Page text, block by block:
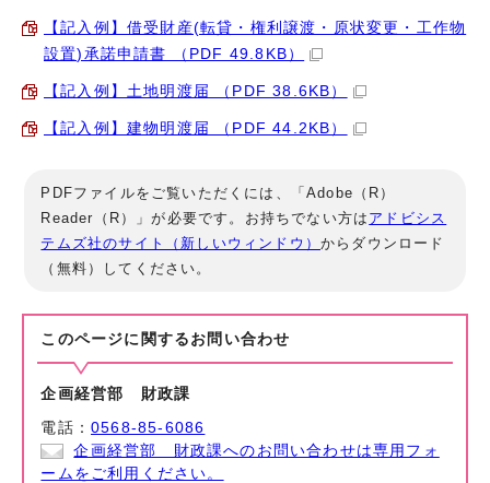
【記入例】借受財産(転貸・権利譲渡・原状変更・工作物
設置)承諾申請書 （PDF 49.8KB）
【記入例】土地明渡届 （PDF 38.6KB）
【記入例】建物明渡届 （PDF 44.2KB）
PDFファイルをご覧いただくには、「Adobe（R）
Reader（R）」が必要です。お持ちでない方は アドビシス
テムズ社のサイト（新しいウィンドウ）からダウンロード
（無料）してください。
このページに関する お問い合わせ
企画経営部 財政課
電話：0568-85-6086
企画経営部 財政課へのお問い合わせは専用フォ
ームをご利用ください。